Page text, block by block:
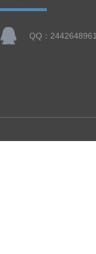
QQ：2442648961